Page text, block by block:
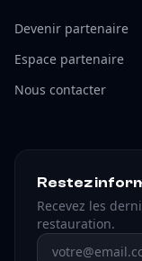
Devenir partenaire
Espace partenaire
Nous contacter
Restez
Recevez les
restauration.
Adresse email